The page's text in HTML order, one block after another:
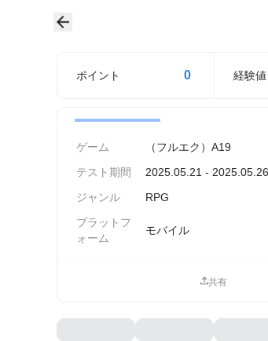
ポイント 0 経験値
ゲーム
（フルエク）A19
テスト期間
2025.05.21 - 2025.05.26
ジャンル
RPG
プラットフ
ォーム
モバイル
共有